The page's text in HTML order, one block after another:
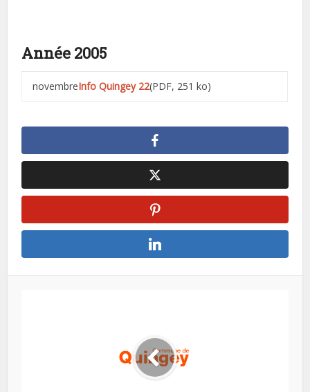
Année 2005
novembreInfo Quingey 22(PDF, 251 ko)